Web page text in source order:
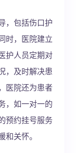
，包括伤口护
时，医院建立
护人员定期对
，及时解决患
医院还为患者
，如一对一的
预约挂号服务
关怀。